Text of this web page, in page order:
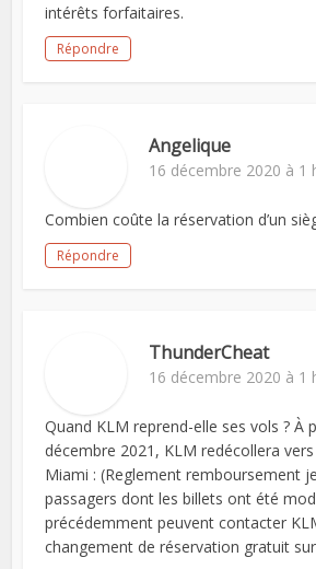
intérêts forfaitaires.
Répondre
Angelique
16 décembre 2020 à 1
Combien coûte la réservation d’un
Répondre
ThunderCheat
16 décembre 2020 à 1
Quand KLM reprend-elle ses vols ? À
décembre 2021, KLM redécollera
Miami : (Reglement remboursement
passagers dont les billets ont été
précédemment peuvent contacter
changement de réservation gratuit